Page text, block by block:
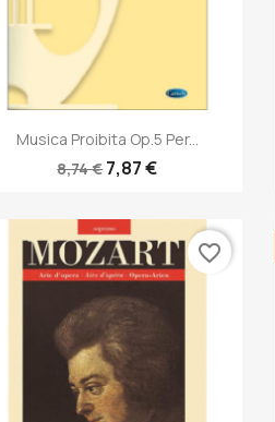
Anteprima
Musica Proibita Op.5 Per...
8,74 €7,87 €
favorite_border